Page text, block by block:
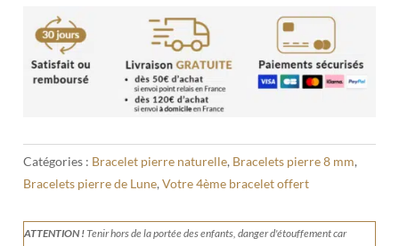
Bracelet
Pierre
de
Lune
Catégories : Bracelet pierre naturelle, Bracelets pierre 8 mm,
Bracelets pierre de Lune,Votre 4ème bracelet offert
ATTENTION !Tenirhors de la portée des enfants, danger d'étouffement car